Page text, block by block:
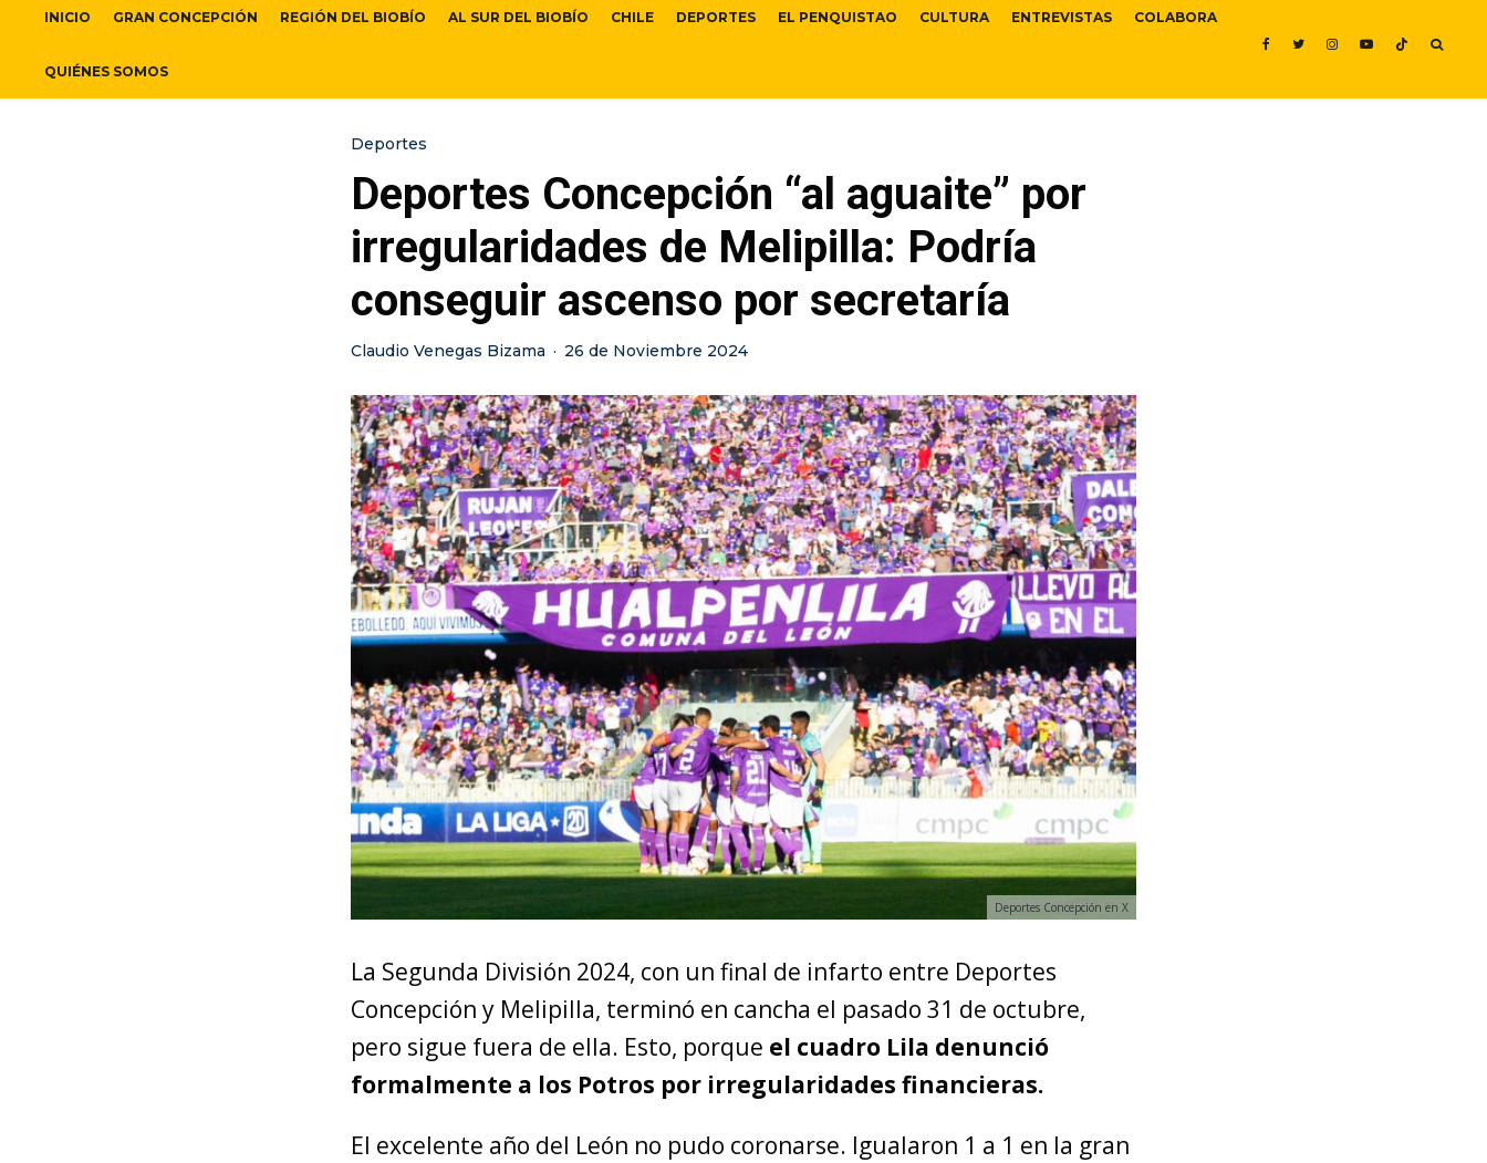
INICIO GRAN CONCEPCIÓN REGIÓN DEL BIOBÍO AL SUR DEL BIOBÍO CHILE DEPORTES EL PENQUISTAO CULTURA ENTREVISTAS COLABORA
QUIÉNES SOMOS
Deportes
Deportes Concepción “al aguaite” por
irregularidades de Melipilla: Podría
conseguir ascenso por secretaría
Claudio Venegas Bizama · 26 de Noviembre 2024
Deportes Concepción en X
La Segunda División 2024, con un final de infarto entre Deportes
Concepción y Melipilla, terminó en cancha el pasado 31 de octubre,
pero sigue fuera de ella. Esto, porque el cuadro Lila denunció
formalmente a los Potros por irregularidades financieras.
El excelente año del León no pudo coronarse. Igualaron 1 a 1 en la gran